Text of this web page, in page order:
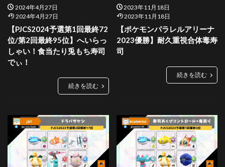
2024年4月27日
2024年4月27日
【PJCS2024予選第1回最終72
位/第2回最終95位】へいらっ
しゃい！食当たり兎もち寿司
でぃ！
続きを読む
2023年11月18日
2023年11月18日
【ポケモンパラレルアリーナ
2023優勝】耐久重視合体毒寿
司
続きを読む